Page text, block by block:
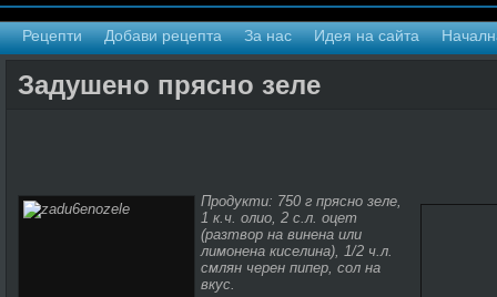
Рецепти Добави рецепта За нас Идея на сайта
Задушено прясно зеле
Продукти: 750 г прясно зеле,
1 к.ч. олио, 2 с.л. оцет
(разтвор на винена или
лимонена киселина), 1/2 ч.л.
смлян черен пипер, сол на
вкус.